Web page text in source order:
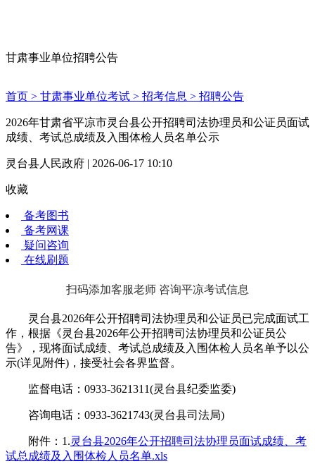
甘肃事业单位招聘公告
首页 > 甘肃事业单位考试 > 招考信息 > 招聘公告
2026年甘肃省平凉市灵台县公开招聘司法协理员和公证员面试
成绩、考试总成绩及入围体检人员名单公示
灵台县人民政府 | 2026-06-17 10:10
收藏
备考图书
备考网课
疑问咨询
在线刷题
扫码添加客服老师 咨询平凉考试信息
灵台县2026年公开招聘司法协理员和公证员已完成面试工
作，根据《灵台县2026年公开招聘司法协理员和公证员公
告》，现将面试成绩、考试总成绩及入围体检人员名单予以公
示(详见附件)，接受社会各界监督。
监督电话：0933-3621311(灵台县纪委监委)
咨询电话：0933-3621743(灵台县司法局)
附件：1.灵台县2026年公开招聘司法协理员面试成绩、考
试总成绩及入围体检人员名单.xls